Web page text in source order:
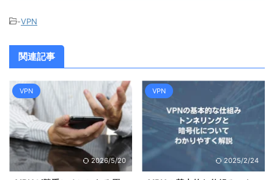
-VPN
関連記事
VPN
2026/5/20
VPN
2025/2/24